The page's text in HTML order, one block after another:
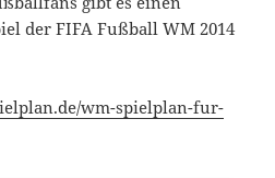
der FIFA Fußball WM 2014
wm-spielplan-fur-